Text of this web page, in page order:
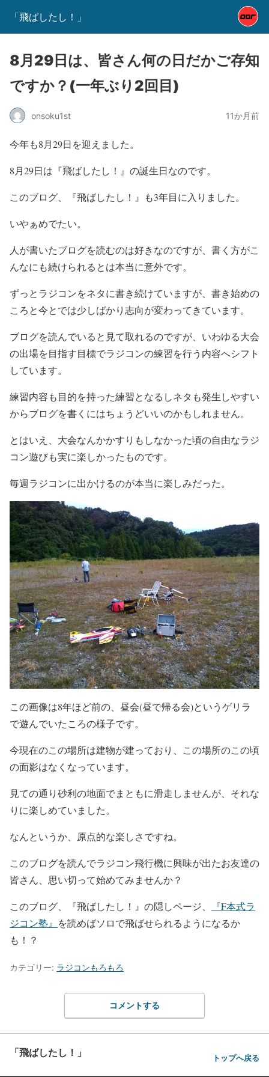
「飛ばしたし！」
8月29日は、皆さん何の日だかご存知
ですか？(一年ぶり2回目)
onsoku1st 11か月前
今年も8月29日を迎えました。
8月29日は『飛ばしたし！』の誕生日なのです。
このブログ、『飛ばしたし！』も3年目に入りました。
いやぁめでたい。
人が書いたブログを読むのは好きなのですが、書く方がこ
んなにも続けられるとは本当に意外です。
ずっとラジコンをネタに書き続けていますが、書き始めの
ころと今とでは少しばかり志向が変わってきています。
ブログを読んでいると見て取れるのですが、いわゆる大会
の出場を目指す目標でラジコンの練習を行う内容へシフト
しています。
練習内容も目的を持った練習となるしネタも発生しやすい
からブログを書くにはちょうどいいのかもしれません。
とはいえ、大会なんかかすりもしなかった頃の自由なラジ
コン遊びも実に楽しかったものです。
毎週ラジコンに出かけるのが本当に楽しみだった。
この画像は8年ほど前の、昼会(昼で帰る会)というゲリラ
で遊んでいたころの様子です。
今現在のこの場所は建物が建っており、この場所のこの頃
の面影はなくなっています。
見ての通り砂利の地面でまともに滑走しませんが、それな
りに楽しめていました。
なんというか、原点的な楽しさですね。
このブログを読んでラジコン飛行機に興味が出たお友達の
皆さん、思い切って始めてみませんか？
このブログ、『飛ばしたし！』の隠しページ、
『F本式ラ
ジコン塾』 を読めばソロで飛ばせられるようになるか
も！？
カテゴリー: ラジコンもろもろ
コメントする
「飛ばしたし！」 トップへ戻る